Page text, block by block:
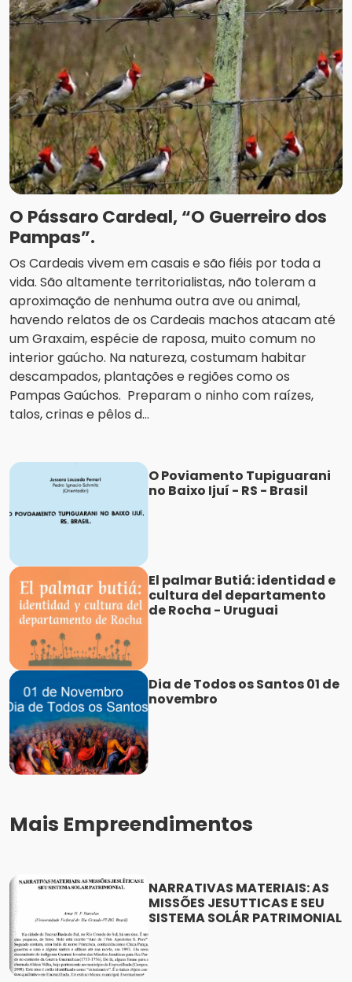
O Pássaro Cardeal, “O Guerreiro dos
Pampas”.
Os Cardeais vivem em casais e são fiéis por toda a
vida. São altamente territorialistas, não toleram a
aproximação de nenhuma outra ave ou animal,
havendo relatos de os Cardeais machos atacam até
um Graxaim, espécie de raposa, muito comum no
interior gaúcho. Na natureza, costumam habitar
descampados, plantações e regiões como os
Pampas Gaúchos. Preparam o ninho com raízes,
talos, crinas e pêlos d...
O Poviamento Tupiguarani
no Baixo Ijuí - RS - Brasil
El palmar Butiá: identidad e
cultura del departamento
de Rocha - Uruguai
Dia de Todos os Santos 01 de
novembro
Mais Empreendimentos
NARRATIVAS MATERIAIS: AS
MISSÕES JESUTTICAS E SEU
SISTEMA SOLÁR PATRIMONIAL